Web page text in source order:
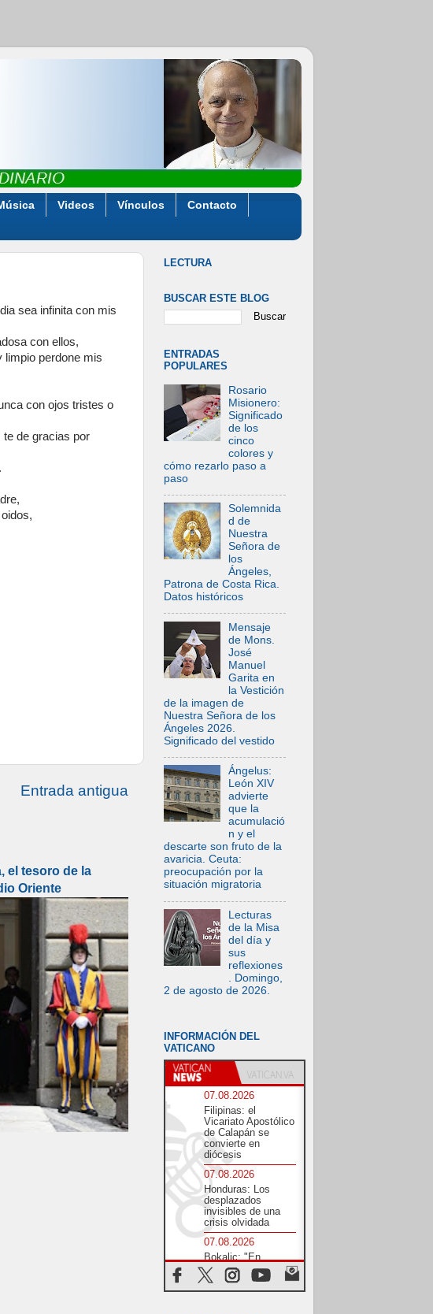
Videos Vínculos
Contacto
sea infinita con mis
con ellos,
limpio perdone mis
con ojos tristes o
de gracias por
Entrada antigua
el tesoro de la
Oriente
LECTURA
BUSCAR ESTE BLOG
ENTRADAS
POPULARES
Rosario
Misionero:
Significado
de los
cinco
colores y
cómo rezarlo paso a
paso
Solemnida
d de
Nuestra
Señora de
los
Ángeles,
Patrona de Costa Rica.
Datos históricos
Mensaje
de Mons.
José
Manuel
Garita en
la Vestición
de la imagen de
Nuestra Señora de los
Ángeles 2026.
Significado del vestido
Ángelus:
León XIV
advierte
que la
acumulació
n y el
descarte son fruto de la
avaricia. Ceuta:
preocupación por la
situación migratoria
Lecturas
de la Misa
del día y
sus
reflexiones
. Domingo,
2 de agosto de 2026.
INFORMACIÓN DEL
VATICANO
07.08.2026
Filipinas: el
Vicariato Apostólico
de Calapán se
convierte en
diócesis
07.08.2026
Honduras: Los
desplazados
invisibles de una
crisis olvidada
07.08.2026
Bokalic: "En
Argentina el Papa
León señalará el
compromiso del